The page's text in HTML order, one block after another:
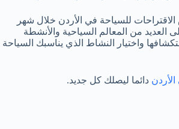
للسياحة في الأردن خلال شهر
العديد من المعالم السياحية والأنشطة
واختيار النشاط الذي يناسبك السياحة
دائما ليصلك كل جديد.